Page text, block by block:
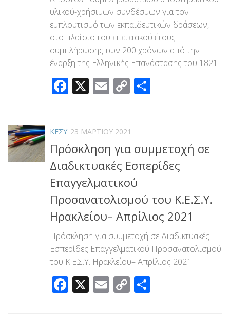
υλικού-χρήσιμων συνδέσμων για τον
εμπλουτισμό των εκπαιδευτικών δράσεων,
στο πλαίσιο του επετειακού έτους
συμπλήρωσης των 200 χρόνων από την
έναρξη της Ελληνικής Επανάστασης του 1821
Facebook
X Email
Copy
ΚΕΣΥ 23 ΜΑΡΤΊΟΥ 2021
Πρόσκληση για συμμετοχή σε
Διαδικτυακές Εσπερίδες
Επαγγελματικού
Προσανατολισμού του Κ.Ε.Σ.Υ.
Ηρακλείου– Απρίλιος 2021
Πρόσκληση για συμμετοχή σε Διαδικτυακές
Εσπερίδες Επαγγελματικού Προσανατολισμού
του Κ.Ε.Σ.Υ. Ηρακλείου– Απρίλιος 2021
Facebook
X Email
Copy
Link